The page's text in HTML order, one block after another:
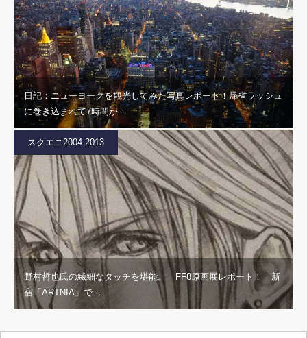
日記：ニューヨークを観光してみた写真レポート！帰省ラッシュ
に巻き込まれて7時間か…
スクエニ2004-2013
野村哲也氏の繊細なタッチを堪能。 FF8原画展レポート！ 新
宿「ARTNIA」で…